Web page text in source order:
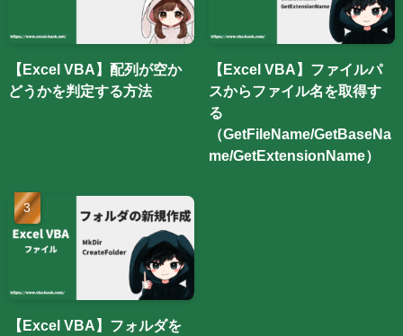
【Excel VBA】配列が空か
どうかを判定する方法
【Excel VBA】ファイルパ
スからファイル名を取得す
る
（GetFileName/GetBaseNa
me/GetExtensionName）
【Excel VBA】フォルダを